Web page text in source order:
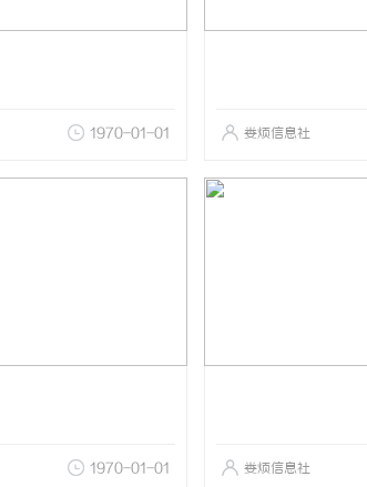
1970-01-01 娄烦信息社
1970-01-01 娄烦信息社